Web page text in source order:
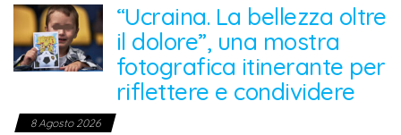
“Ucraina. La bellezza oltre
il dolore”, una mostra
fotografica itinerante per
riflettere e condividere
8 Agosto 2026